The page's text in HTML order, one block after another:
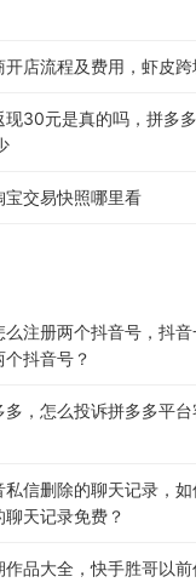
开店流程及费用，虾皮
现30元是真的吗，拼多
宝交易快照哪里看
么注册两个抖音号，抖
抖音号？
多，怎么投诉拼多多平
私信删除的聊天记录，
天记录免费？
品大全，快手胜哥以前